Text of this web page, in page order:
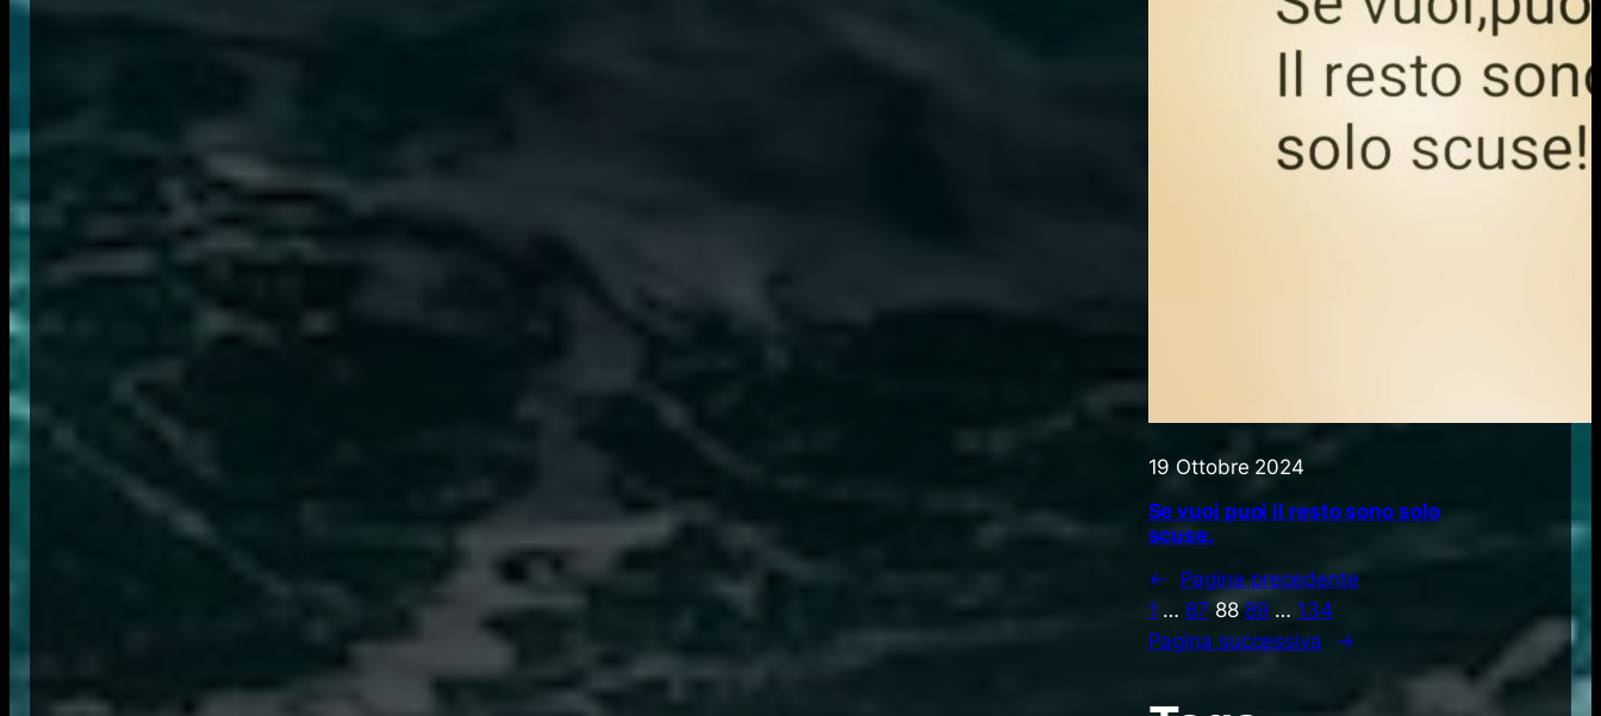
19 Ottobre 2024
Se vuoi puoi il resto sono solo
scuse.
←
Pagina precedente
1 … 87 88 89 … 134
Pagina successiva
→